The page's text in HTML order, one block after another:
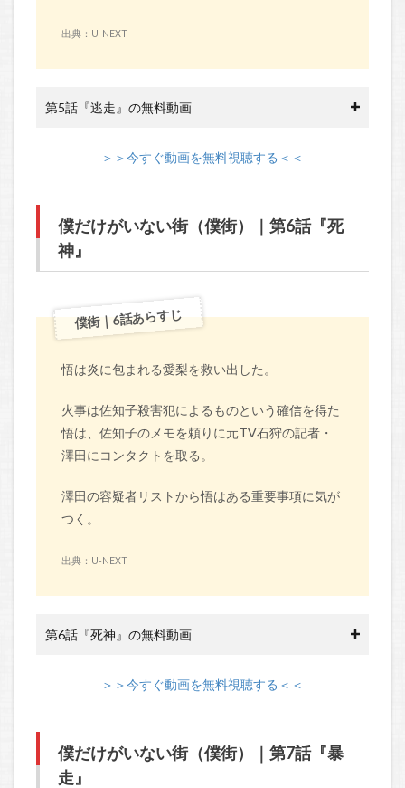
出典：U-NEXT
第5話『逃走』の無料動画
＞＞今すぐ動画を無料視聴する＜＜
僕だけがいない街（僕街）｜第6話『死
神』
僕街｜6話あらすじ
悟は炎に包まれる愛梨を救い出した。
火事は佐知子殺害犯によるものという確信を得た
悟は、佐知子のメモを頼りに元TV石狩の記者・
澤田にコンタクトを取る。
澤田の容疑者リストから悟はある重要事項に気が
つく。
出典：U-NEXT
第6話『死神』の無料動画
＞＞今すぐ動画を無料視聴する＜＜
僕だけがいない街（僕街）｜第7話『暴
走』